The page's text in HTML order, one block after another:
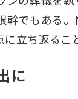
でもある
立ち返るこ
に